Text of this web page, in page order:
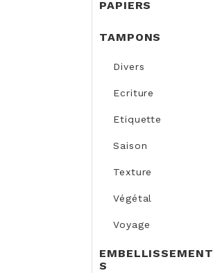
PAPIERS
TAMPONS
Divers
Ecriture
Etiquette
Saison
Texture
Végétal
Voyage
EMBELLISSEMENT
S